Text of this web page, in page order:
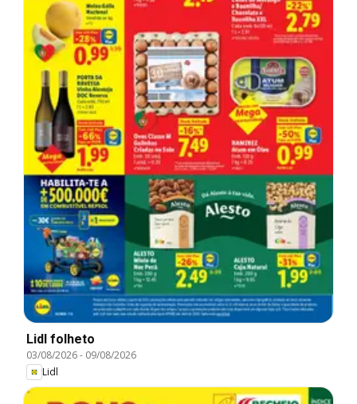
Lidl folheto
03/08/2026- 09/08/2026
Lidl